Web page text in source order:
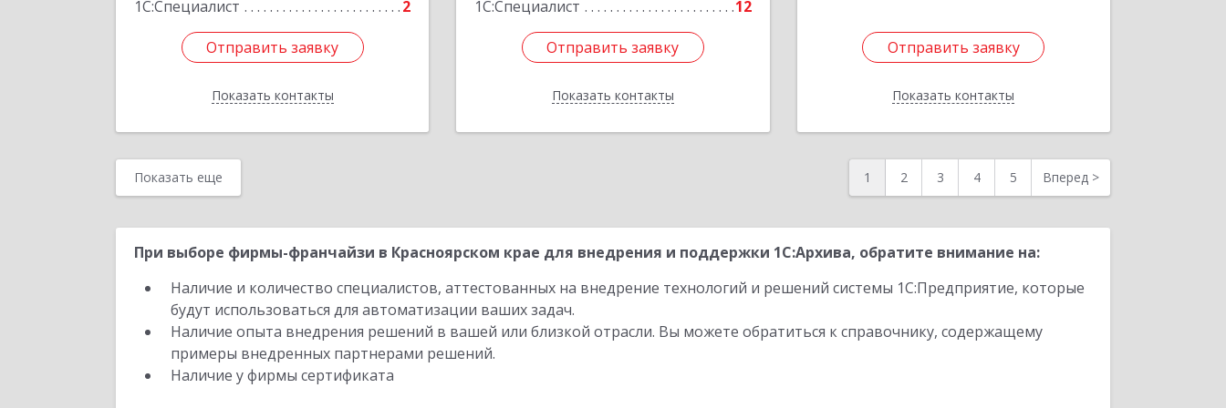
1С:Специалист
2
Отправить заявку
Показать контакты
Отправить заявку
Назад
1С:Специалист
12
Отправить заявку
Показать контакты
Отправить заявку
Назад
Отправить заявку
Показать контакты
Отправить заявку
Назад
Показать еще 1 2 3 4 5 Вперед >
При выборе фирмы-франчайзи в Красноярском крае для внедрения и поддержки 1С:Архива, обратите внимание на:
Наличие и количество специалистов, аттестованных на внедрение технологий и решений системы 1С:Предприятие, которые
будут использоваться для автоматизации ваших задач.
Наличие опыта внедрения решений в вашей или близкой отрасли. Вы можете обратиться к справочнику, содержащему
примеры внедренных партнерами решений.
Наличие у фирмы сертификата